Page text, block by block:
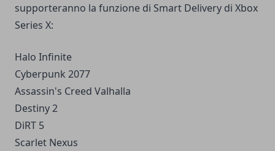
supporteranno la funzione di Smart Delivery di Xbox
Series X:
Halo Infinite
Cyberpunk 2077
Assassin's Creed Valhalla
Destiny 2
DiRT 5
Scarlet Nexus